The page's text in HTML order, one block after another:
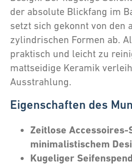
der absolute Blickfang im
setzt sich gekonnt von den
zylindrischen Formen ab.
praktisch und leicht zu
mattseidige Keramik
Ausstrahlung.
Eigenschaften des
Zeitlose Accessoires-
minimalistischem
Kugeliger